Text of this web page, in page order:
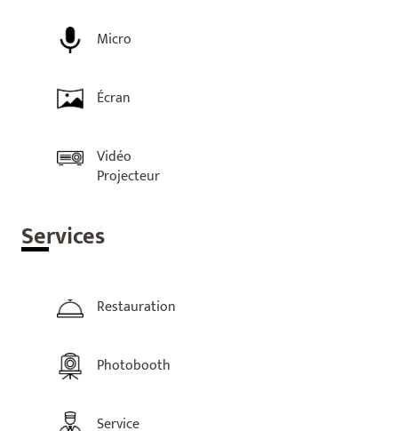
Micro
Écran
Vidéo
Projecteur
Services
Restauration
Photobooth
Service